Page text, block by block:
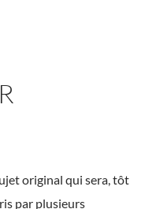
original qui sera, tôt
par plusieurs